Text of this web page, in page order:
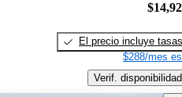
El precio incluye tasas
$288/mes
Verif. disponibilidad